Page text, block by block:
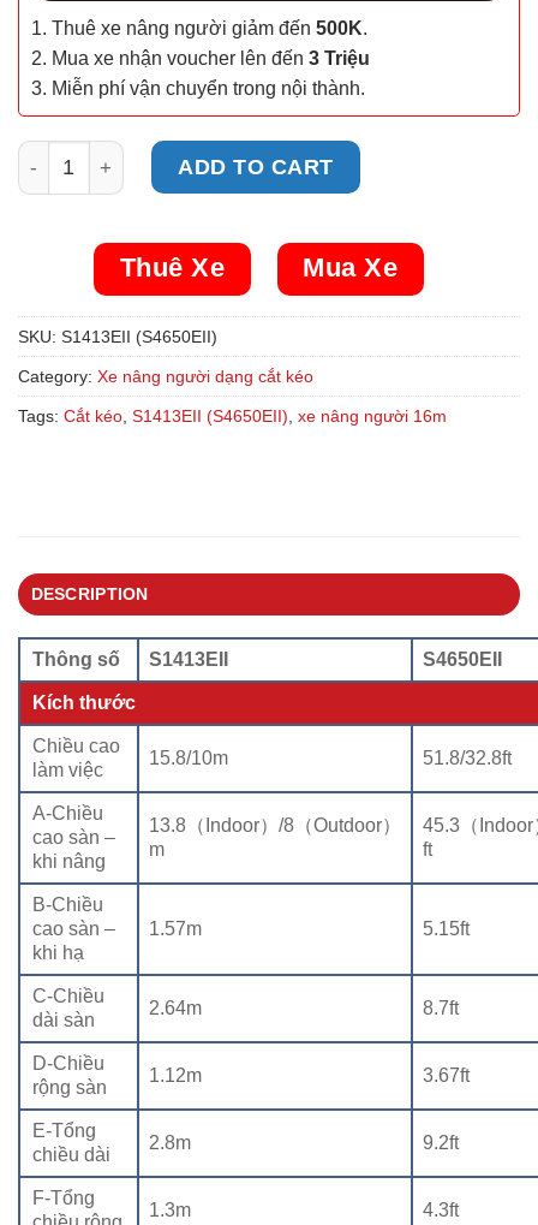
1. Thuê xe nâng người giảm đến 500K.
2. Mua xe nhận voucher lên đến 3 Triệu
3. Miễn phí vận chuyển trong nội thành.
Xe Nâng Người Cắt Kéo S1413EII (S4650EII) quantity
ADD TO CART
Thuê Xe Mua Xe
SKU: S1413EII (S4650EII)
Category: Xe nâng người dạng cắt kéo
Tags: Cắt kéo S1413EII (S4650EII) xe nâng người 16m
DESCRIPTION
Thông số S1413EII S4650EII
Kích thước
Chiều cao
làm việc
15.8/10m 51.8/32.8ft
A-Chiều
cao sàn –
khi nâng
13.8（Indoor）/8（Outdoor）
m
45.3（
ft
B-Chiều
cao sàn –
khi hạ
1.57m 5.15ft
C-Chiều
dài sàn
2.64m 8.7ft
D-Chiều
rộng sàn
1.12m 3.67ft
E-Tổng
chiều dài
2.8m 9.2ft
F-Tổng
1.3m 4.3ft